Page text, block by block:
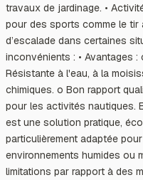
travaux de jardinage. •
pour des sports comme le tir
d’escalade dans certaines
inconvénients : • Avantages
Résistante à l'eau, à la
chimiques. o Bon rapport
pour les activités nautiques.
est une solution pratique,
particulièrement adaptée
environnements humides ou
limitations par rapport à des